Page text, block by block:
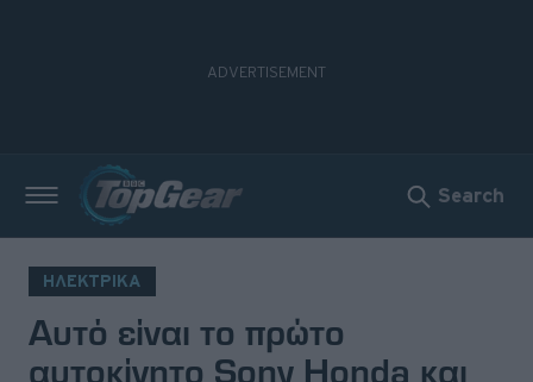
Search
ΗΛΕΚΤΡΙΚΑ
Αυτό είναι το πρώτο
αυτοκίνητο Sony Honda και
Νέα
Δοκιμές
Electric